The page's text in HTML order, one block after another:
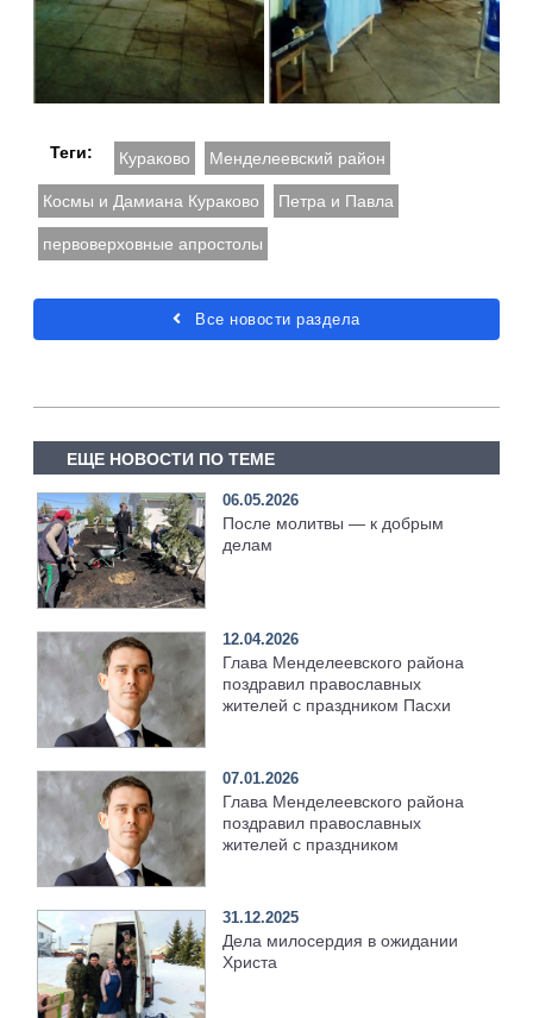
Теги: Кураково Менделеевский район
Космы и Дамиана Кураково Петра и Павла
первоверховные апростолы
Все новости раздела
ЕЩЕ НОВОСТИ ПО ТЕМЕ
06.05.2026
После молитвы — к добрым
делам
12.04.2026
Глава Менделеевского района
поздравил православных
жителей с праздником Пасхи
07.01.2026
Глава Менделеевского района
поздравил православных
жителей с праздником
31.12.2025
Дела милосердия в ожидании
Христа